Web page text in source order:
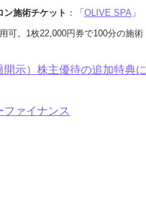
ン施術チケット ：「 OLIVE SPA 」
可。1枚22,000円券で100分の施術
開示）株主優待の追加特典
ファイナンス